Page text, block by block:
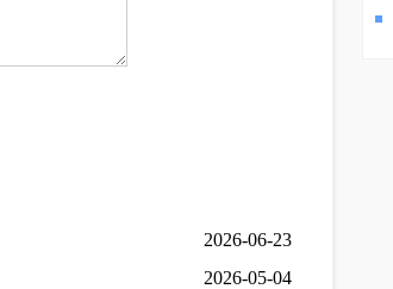
2026-06-23
2026-05-04